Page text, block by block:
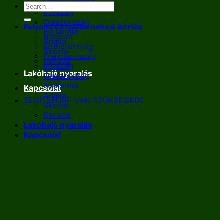
Franciaország
Írország
Olaszország
Hollandia
Anglia
Skócia
Kanada
Lakóhajó nyaralás
Kapcsolat
SEGÍTSÉGRE VAN SZÜKSÉGED?
Folyami és csatornahajó bérlés
Belgium
Németország
Franciaország
Írország
Olaszország
Hollandia
Anglia
Skócia
Kanada
Lakóhajó nyaralás
Kapcsolat